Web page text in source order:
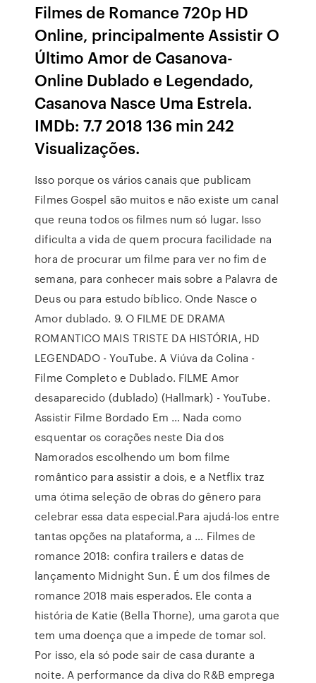
Filmes de Romance 720p HD
Online, principalmente Assistir O
Último Amor de Casanova-
Online Dublado e Legendado,
Casanova Nasce Uma Estrela.
IMDb: 7.7 2018 136 min 242
Visualizações.
Isso porque os vários canais que publicam
Filmes Gospel são muitos e não existe um canal
que reuna todos os filmes num só lugar. Isso
dificulta a vida de quem procura facilidade na
hora de procurar um filme para ver no fim de
semana, para conhecer mais sobre a Palavra de
Deus ou para estudo bíblico. Onde Nasce o
Amor dublado. 9. O FILME DE DRAMA
ROMANTICO MAIS TRISTE DA HISTÓRIA, HD
LEGENDADO - YouTube. A Viúva da Colina -
Filme Completo e Dublado. FILME Amor
desaparecido (dublado) (Hallmark) - YouTube.
Assistir Filme Bordado Em … Nada como
esquentar os corações neste Dia dos
Namorados escolhendo um bom filme
romântico para assistir a dois, e a Netflix traz
uma ótima seleção de obras do gênero para
celebrar essa data especial.Para ajudá-los entre
tantas opções na plataforma, a … Filmes de
romance 2018: confira trailers e datas de
lançamento Midnight Sun. É um dos filmes de
romance 2018 mais esperados. Ele conta a
história de Katie (Bella Thorne), uma garota que
tem uma doença que a impede de tomar sol.
Por isso, ela só pode sair de casa durante a
noite. A performance da diva do R&B emprega